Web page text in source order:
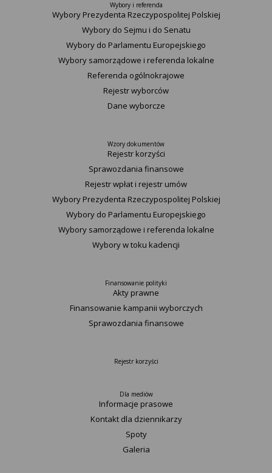
Wybory i referenda
Wybory Prezydenta Rzeczypospolitej Polskiej
Wybory do Sejmu i do Senatu
Wybory do Parlamentu Europejskiego
Wybory samorządowe i referenda lokalne
Referenda ogólnokrajowe
Rejestr wyborców
Dane wyborcze
Wzory dokumentów
Rejestr korzyści
Sprawozdania finansowe
Rejestr wpłat i rejestr umów
Wybory Prezydenta Rzeczypospolitej Polskiej
Wybory do Parlamentu Europejskiego
Wybory samorządowe i referenda lokalne
Wybory w toku kadencji
Finansowanie polityki
Akty prawne
Finansowanie kampanii wyborczych
Sprawozdania finansowe
Rejestr korzyści
Dla mediów
Informacje prasowe
Kontakt dla dziennikarzy
Spoty
Galeria